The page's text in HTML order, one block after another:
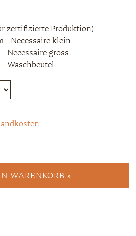
zertifizierte Produktion)
- Necessaire klein
Necessaire gross
- Waschbeutel
WARENKORB »